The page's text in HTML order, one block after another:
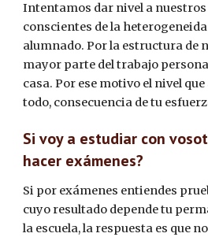
Intentamos dar nivel a nuestros
conscientes de la
alumnado. Por la estructura de
mayor parte del trabajo
casa. Por ese motivo el nivel
todo, consecuencia de tu
Si voy a estudiar con
hacer exámenes?
Si por exámenes entiendes
cuyo resultado depende tu
la escuela, la respuesta es que